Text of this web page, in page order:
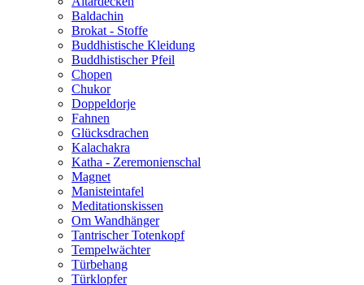
Baldachin
Brokat - Stoffe
Buddhistische Kleidung
Buddhistischer Pfeil
Chopen
Chukor
Doppeldorje
Fahnen
Glücksdrachen
Kalachakra
Katha - Zeremonienschal
Magnet
Manisteintafel
Meditationskissen
Om Wandhänger
Tantrischer Totenkopf
Tempelwächter
Türbehang
Türklopfer